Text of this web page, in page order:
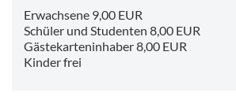
Erwachsene 9,00 EUR
Schüler und Studenten 8,00 EUR
Gästekarteninhaber 8,00 EUR
Kinder frei